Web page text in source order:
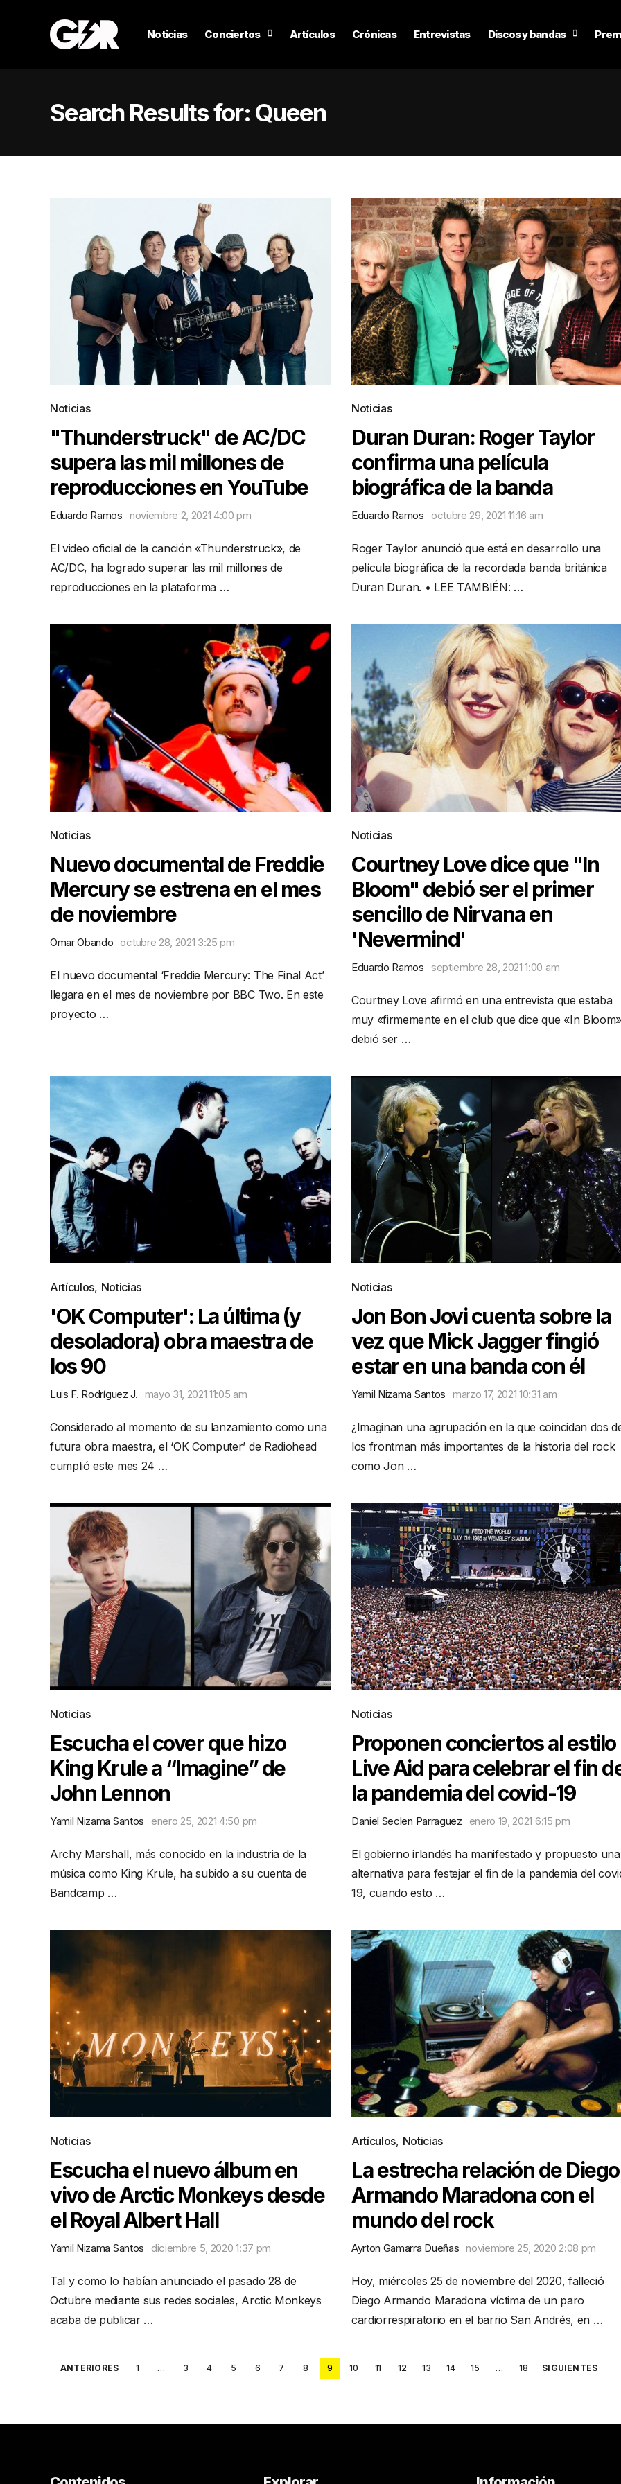
Noticias Conciertos Artículos Crónicas Entrevistas Discos y bandas
Search Results for: Queen
Noticias
"Thunderstruck" de AC/DC
supera las mil millones de
reproducciones en YouTube
Eduardo Ramos noviembre 2, 2021 4:00 pm
El video oficial de la canción «Thunderstruck», de
AC/DC, ha logrado superar las mil millones de
reproducciones en la plataforma …
Noticias
Duran Duran: Roger Taylor
confirma una película
biográfica de la banda
Eduardo Ramos octubre 29, 2021 11:16 am
Roger Taylor anunció que está en desarrollo una
película biográfica de la recordada banda británica
Duran Duran. • LEE TAMBIÉN: …
Noticias
Nuevo documental de Freddie
Mercury se estrena en el mes
de noviembre
Omar Obando octubre 28, 2021 3:25 pm
El nuevo documental ‘Freddie Mercury: The Final Act’
llegara en el mes de noviembre por BBC Two. En este
proyecto …
Noticias
Courtney Love dice que "In
Bloom" debió ser el primer
sencillo de Nirvana en
'Nevermind'
Eduardo Ramos septiembre 28, 2021 1:00 am
Courtney Love afirmó en una entrevista que estaba
muy «firmemente en el club que dice que «In Bloom»
debió ser …
Artículos, Noticias
'OK Computer': La última (y
desoladora) obra maestra de
los 90
Luis F. Rodríguez J. mayo 31, 2021 11:05 am
Considerado al momento de su lanzamiento como una
futura obra maestra, el ‘OK Computer’ de Radiohead
cumplió este mes 24 …
Noticias
Jon Bon Jovi cuenta sobre la
vez que Mick Jagger fingió
estar en una banda con él
Yamil Nizama Santos marzo 17, 2021 10:31 am
¿Imaginan una agrupación en la que coincidan dos
los frontman más importantes de la historia del rock
como Jon …
Noticias
Escucha el cover que hizo
King Krule a “Imagine” de
John Lennon
Yamil Nizama Santos enero 25, 2021 4:50 pm
Archy Marshall, más conocido en la industria de la
música como King Krule, ha subido a su cuenta de
Bandcamp …
Noticias
Proponen conciertos al estilo
Live Aid para celebrar el fin
la pandemia del covid-19
Daniel Seclen Parraguez enero 19, 2021 6:15 pm
El gobierno irlandés ha manifestado y propuesto una
alternativa para festejar el fin de la pandemia del
19, cuando esto …
Noticias
Escucha el nuevo álbum en
vivo de Arctic Monkeys desde
el Royal Albert Hall
Yamil Nizama Santos diciembre 5, 2020 1:37 pm
Tal y como lo habían anunciado el pasado 28 de
Octubre mediante sus redes sociales, Arctic Monkeys
acaba de publicar …
Artículos, Noticias
La estrecha relación de Diego
Armando Maradona con el
mundo del rock
Ayrton Gamarra Dueñas noviembre 25, 2020 2:08 pm
Hoy, miércoles 25 de noviembre del 2020, falleció
Diego Armando Maradona víctima de un paro
cardiorrespiratorio en el barrio San Andrés, en …
Posts
ANTERIORES 1 … 3 4 5 6 7 8 9 10 11 12 13 14 15 … 18 SIGUIENTES